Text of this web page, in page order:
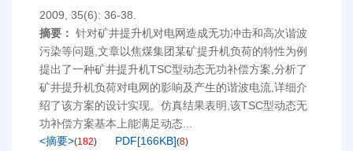
2009, 35(6): 36-38.
摘要： 针对矿井提升机对电网造成无功冲击和高次谐波
污染等问题,文章以焦煤集团某矿提升机负荷的特性为例
提出了一种矿井提升机TSC型动态无功补偿方案,分析了
矿井提升机负荷对电网的影响及产生的谐波电流,详细介
绍了该方案的设计实现。仿真结果表明,该TSC型动态无
功补偿方案基本上能满足动态...
<摘要>(182) PDF[166KB](8)